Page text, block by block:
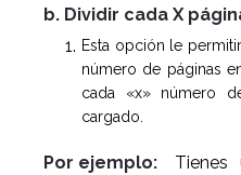
b. Dividir cada X
Esta opción le
número de páginas
cada «x» número
cargado.
Por ejemplo:
Tienes